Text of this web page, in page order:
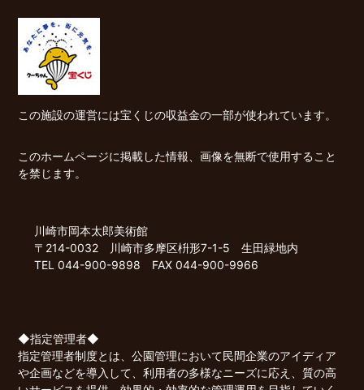
この施設の運営には宝くじの収益金の一部が使われています。
このホームページに掲載した情報、画像を無断で使用すること
を禁じます。
川崎市岡本太郎美術館
〒214-0032 川崎市多摩区枡形7-1-5 生田緑地内
TEL 044-900-9898 FAX 044-900-9966
◆指定管理者◆
指定管理者制度とは、公園管理において民間企業のアイディア
や企画などを導入して、利用者の多様なニーズに応え、質の高